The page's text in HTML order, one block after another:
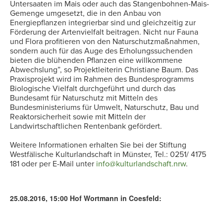
Untersaaten im Mais oder auch das Stangenbohnen-Mais-
Gemenge umgesetzt, die in den Anbau von
Energiepflanzen integrierbar sind und gleichzeitig zur
Förderung der Artenvielfalt beitragen. Nicht nur Fauna
und Flora profitieren von den Naturschutzmaßnahmen,
sondern auch für das Auge des Erholungssuchenden
bieten die blühenden Pflanzen eine willkommene
Abwechslung”, so Projektleiterin Christiane Baum. Das
Praxisprojekt wird im Rahmen des Bundesprogramms
Biologische Vielfalt durchgeführt und durch das
Bundesamt für Naturschutz mit Mitteln des
Bundesministeriums für Umwelt, Naturschutz, Bau und
Reaktorsicherheit sowie mit Mitteln der
Landwirtschaftlichen Rentenbank gefördert.
Weitere Informationen erhalten Sie bei der Stiftung
Westfälische Kulturlandschaft in Münster, Tel.: 0251/ 4175
181 oder per E-Mail unter info@kulturlandschaft.nrw.
25.08.2016, 15:00 Hof Wortmann in Coesfeld: